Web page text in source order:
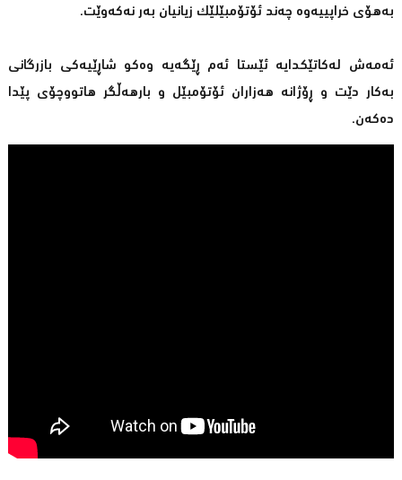
بەهۆی خراپییەوە چەند ئۆتۆمبێلێك زیانیان بەر نەكەوێت.
ئەمەش لەكاتێكدایە ئێستا ئەم ڕێگەیە وەكو شاڕێیەكی بازرگانی
بەكار دێت و ڕۆژانە هەزاران ئۆتۆمبێل و بارهەڵگر هاتووچۆی پێدا
دەكەن.